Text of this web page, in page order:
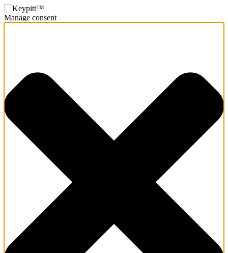
Manage consent